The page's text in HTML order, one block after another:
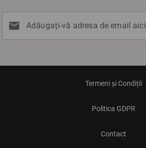
mail Adăugați-vă adresa de email aici
Termeni și Condiții
Politica GDPR
Contact